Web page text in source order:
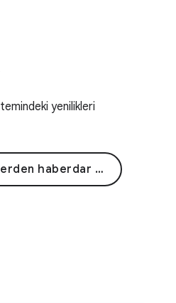
yenilikleri
Son gelişmelerden haberdar olun.